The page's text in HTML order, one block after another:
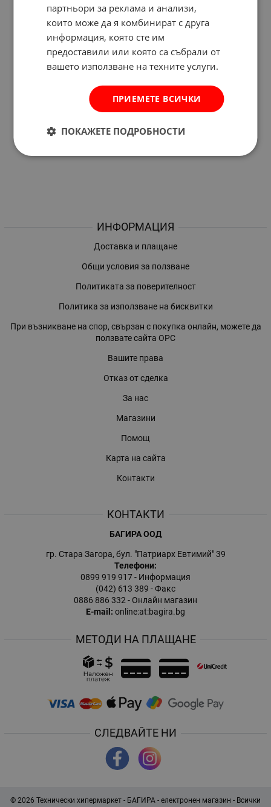
ИНФОРМАЦИЯ
Доставка и плащане
Общи условия за ползване
Политиката за поверителност
Политика за използване на бисквитки
При възникване на спор, свързан с покупка онлайн, можете да
ползвате сайта ОРС
Вашите права
Отказ от сделка
За нас
Магазини
Помощ
Карта на сайта
Контакти
КОНТАКТИ
БАГИРА ООД
гр. Стара Загора, бул. "Патриарх Евтимий" 39
Телефони:
0899 919 917- Информация
(042) 613 389 - Факс
0886 886 332 - Онлайн магазин
E-mail: online:at:bagira.bg
МЕТОДИ НА ПЛАЩАНЕ
СЛЕДВАЙТЕ НИ
© 2026 Технически хипермаркет - БАГИРА - електронен магазин - Всички
партньори за реклама и анализи,
които може да я комбинират с друга
информация, която сте им
предоставили или която са събрали от
вашето използване на техните услуги.
ПРИЕМЕТЕ ВСИЧКИ
ПОКАЖЕТЕ ПОДРОБНОСТИ